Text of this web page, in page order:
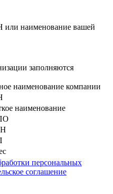
наименование вашей
заполняются
наименование компании
наименование
персональных
соглашение